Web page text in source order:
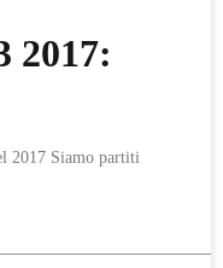
2017:
2017 Siamo partiti